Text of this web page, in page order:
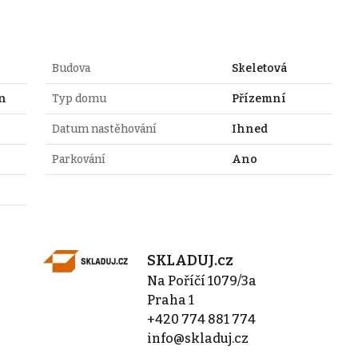
Budova Skeletová
Typ domu Přízemní
Datum nastěhování Ihned
Parkování Ano
SKLADUJ.cz
Na Poříčí 1079/3a
Praha 1
+420 774 881 774
info@skladuj.cz